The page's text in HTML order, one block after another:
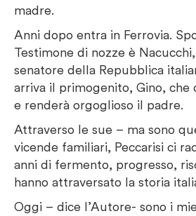
madre.
Anni dopo entra in Ferrovia.
Testimone di nozze è
senatore della Repubblica
arriva il primogenito, Gino, che
e renderà orgoglioso il padre.
Attraverso le sue – ma sono
vicende familiari, Peccarisi ci
anni di fermento, progresso,
hanno attraversato la storia
Oggi – dice l’Autore- sono i